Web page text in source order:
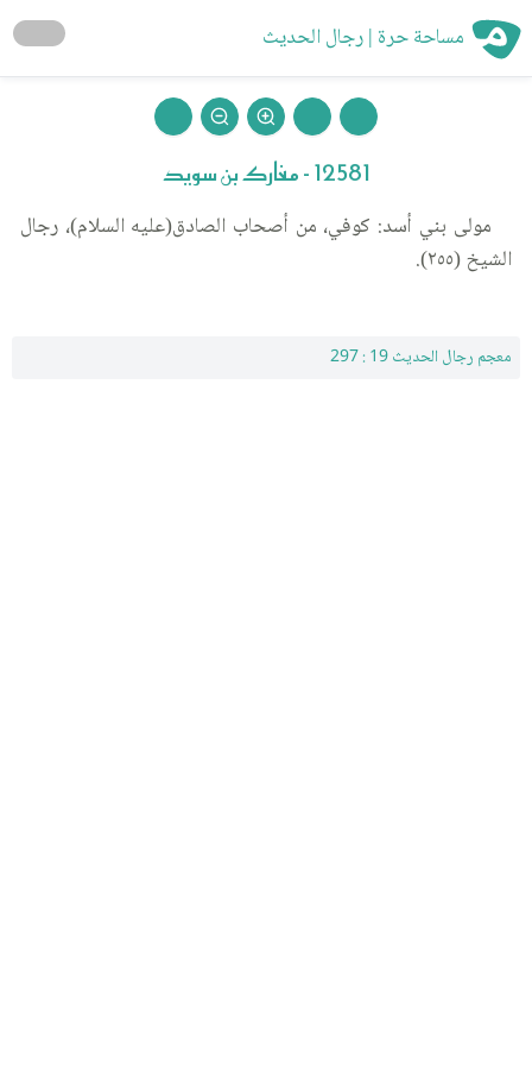
مساحة حرة | رجال الحديث
12581 - مغارك بن سويد
مولى بني أسد: كوفي، من أصحاب الصادق(عليه السلام)، رجال
الشيخ (٢٥٥).
معجم رجال الحديث 19 : 297